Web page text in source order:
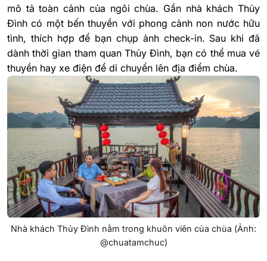
mô tả toàn cảnh của ngôi chùa. Gần nhà khách Thủy
Đình có một bến thuyền với phong cảnh non nước hữu
tình, thích hợp để bạn chụp ảnh check-in. Sau khi đã
dành thời gian tham quan Thủy Đình, bạn có thể mua vé
thuyền hay xe điện để di chuyển lên địa điểm chùa.
Nhà khách Thủy Đình nằm trong khuôn viên của chùa (Ảnh:
@chuatamchuc)